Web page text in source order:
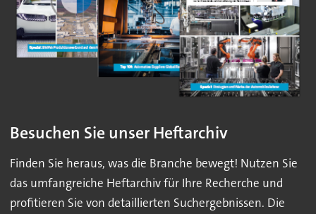
Besuchen Sie unser Heftarchiv
Finden Sie heraus, was die Branche bewegt! Nutzen Sie
das umfangreiche Heftarchiv für Ihre Recherche und
profitieren Sie von detaillierten Suchergebnissen. Die